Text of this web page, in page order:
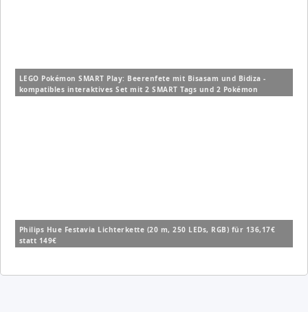
LEGO Pokémon SMART Play: Beerenfete mit Bisasam und Bidiza -
kompatibles interaktives Set mit 2 SMART Tags und 2 Pokémon
Philips Hue Festavia Lichterkette (20 m, 250 LEDs, RGB) für 136,17€
statt 149€